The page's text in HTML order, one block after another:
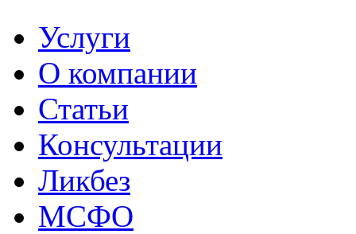
Услуги
О компании
Статьи
Консультации
Ликбез
МСФО